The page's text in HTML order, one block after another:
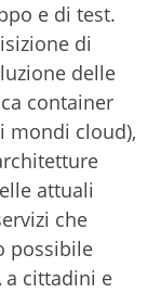
e di test.
di
delle
container
mondi cloud),
attuali
che
possibile
a cittadini e